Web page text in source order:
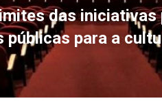
das iniciativas
para a